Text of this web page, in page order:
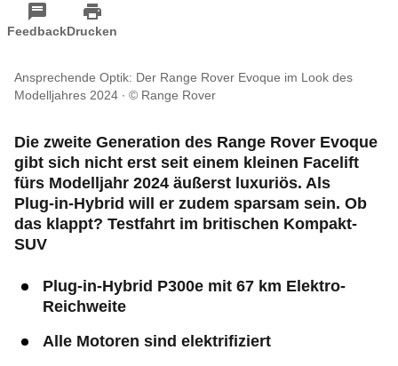
FeedbackDrucken
Ansprechende Optik: Der Range Rover Evoque im Look des
Modelljahres 2024
© Range Rover
Die zweite Generation des Range Rover Evoque
gibt sich nicht erst seit einem kleinen Facelift
fürs Modelljahr 2024 äußerst luxuriös. Als
Plug‑in-Hybrid will er zudem sparsam sein. Ob
das klappt? Testfahrt im britischen Kompakt-
SUV
Plug‑in-Hybrid P300e mit 67 km Elektro-
Reichweite
Alle Motoren sind elektrifiziert